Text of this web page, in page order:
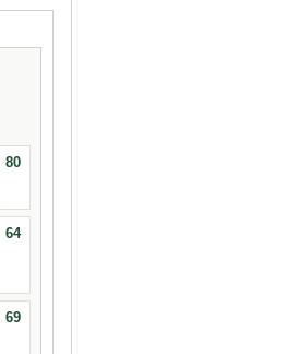
80
64
69